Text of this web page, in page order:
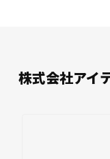
株式会社アイ